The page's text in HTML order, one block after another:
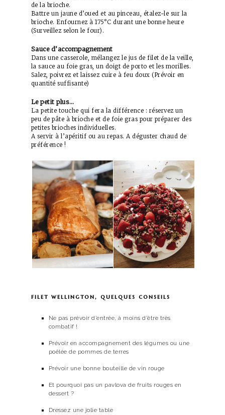
de la brioche.
Battre un jaune d’oued et au pinceau, étalez-le sur la
brioche. Enfournez à 175°C durant une bonne heure
(Surveillez selon le four).
Sauce d’accompagnement
Dans une casserole, mélangez le jus de filet de la veille,
la sauce au foie gras, un doigt de porto et les morilles.
Salez, poivrez et laissez cuire à feu doux (Prévoir en
quantité suffisante)
Le petit plus…
La petite touche qui fera la différence : réservez un
peu de pâte à brioche et de foie gras pour préparer des
petites brioches individuelles.
A servir à l’apéritif ou au repas. A déguster chaud de
préférence !
filet wellington, quelques conseils
Ne pas prévoir d’entrée, à moins d’être très
combatif !
Prévoir en accompagnement des légumes ou une
poêlée de pommes de terres
Prévoir une bonne bouteille de vin rouge
Et pourquoi pas un pavlova de fruits rouges en
dessert ?
Dressez une jolie table